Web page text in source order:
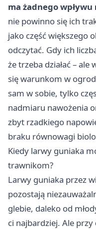
ma żadnego
nie powinno się ich
jako część większego
odczytać. Gdy ich
że trzeba działać –
się warunkom w
sam w sobie, tylko
nadmiaru nawożenia
zbyt rzadkiego
braku równowagi
Kiedy larwy guniaka
trawnikom?
Larwy guniaka przez
pozostają
glebie, daleko od
ci najbardziej. Ale